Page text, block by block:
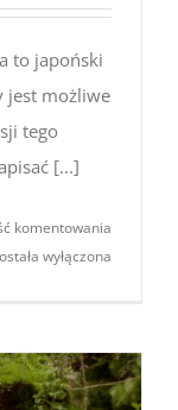
to japoński
jest możliwe
tego
[...]
komentowania
czy to
[przepis]
wyłączona